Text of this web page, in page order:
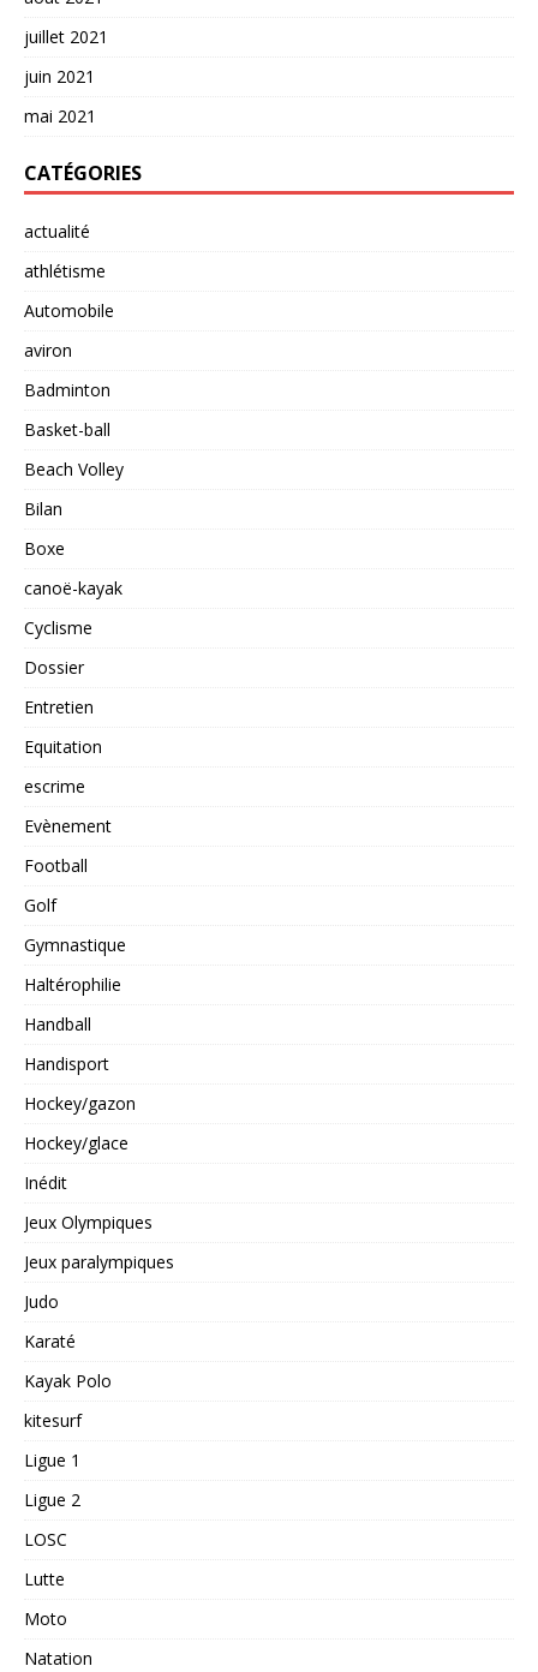
juillet 2021
juin 2021
mai 2021
CATÉGORIES
actualité
athlétisme
Automobile
aviron
Badminton
Basket-ball
Beach Volley
Bilan
Boxe
canoë-kayak
Cyclisme
Dossier
Entretien
Equitation
escrime
Evènement
Football
Golf
Gymnastique
Haltérophilie
Handball
Handisport
Hockey/gazon
Hockey/glace
Inédit
Jeux Olympiques
Jeux paralympiques
Judo
Karaté
Kayak Polo
kitesurf
Ligue 1
Ligue 2
LOSC
Lutte
Moto
Natation